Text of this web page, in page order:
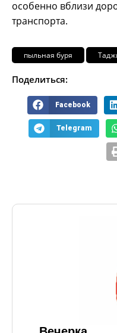
особенно вблизи
транспорта.
пыльная буря
Поделиться:
Facebook
Telegram